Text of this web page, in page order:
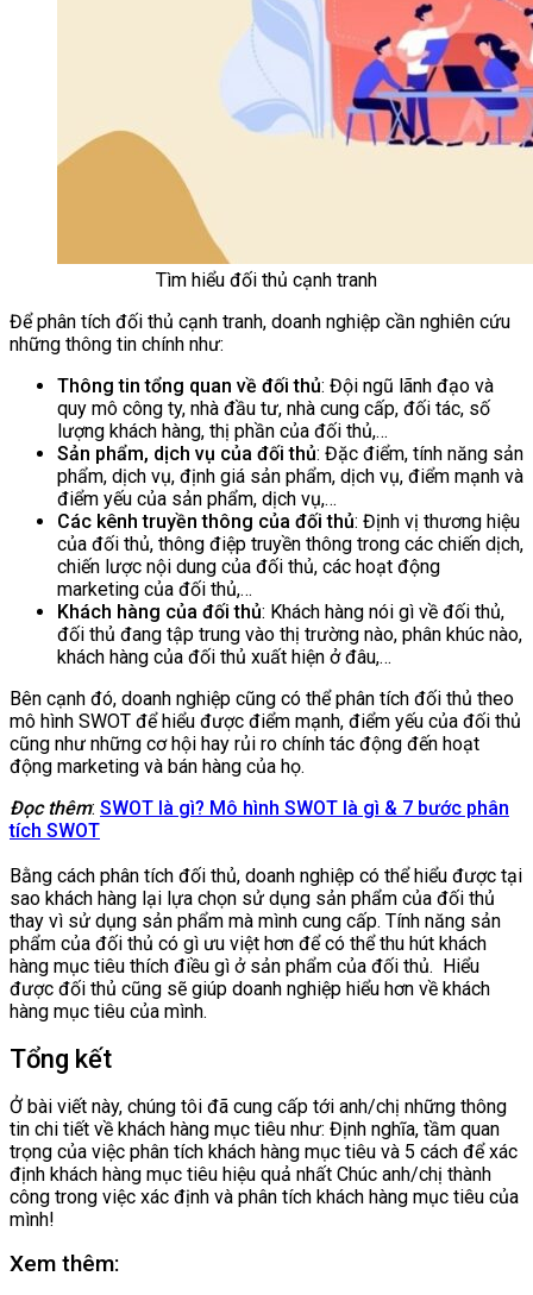
Tìm hiểu đối thủ cạnh tranh
Để phân tích đối thủ cạnh tranh, doanh nghiệp cần nghiên cứu
những thông tin chính như:
Thông tin tổng quan về đối thủ: Đội ngũ lãnh đạo và
quy mô công ty, nhà đầu tư, nhà cung cấp, đối tác, số
lượng khách hàng, thị phần của đối thủ,…
Sản phẩm, dịch vụ của đối thủ: Đặc điểm, tính năng sản
phẩm, dịch vụ, định giá sản phẩm, dịch vụ, điểm mạnh và
điểm yếu của sản phẩm, dịch vụ,…
Các kênh truyền thông của đối thủ: Định vị thương hiệu
của đối thủ, thông điệp truyền thông trong các chiến dịch,
chiến lược nội dung của đối thủ, các hoạt động
marketing của đối thủ,…
Khách hàng của đối thủ: Khách hàng nói gì về đối thủ,
đối thủ đang tập trung vào thị trường nào, phân khúc nào,
khách hàng của đối thủ xuất hiện ở đâu,…
Bên cạnh đó, doanh nghiệp cũng có thể phân tích đối thủ theo
mô hình SWOT để hiểu được điểm mạnh, điểm yếu của đối thủ
cũng như những cơ hội hay rủi ro chính tác động đến hoạt
động marketing và bán hàng của họ.
Đọc thêm: SWOT là gì? Mô hình SWOT là gì & 7 bước phân
tích SWOT
Bằng cách phân tích đối thủ, doanh nghiệp có thể hiểu được tại
sao khách hàng lại lựa chọn sử dụng sản phẩm của đối thủ
thay vì sử dụng sản phẩm mà mình cung cấp. Tính năng sản
phẩm của đối thủ có gì ưu việt hơn để có thể thu hút khách
hàng mục tiêu thích điều gì ở sản phẩm của đối thủ. Hiểu
được đối thủ cũng sẽ giúp doanh nghiệp hiểu hơn về khách
hàng mục tiêu của mình.
Tổng kết
Ở bài viết này, chúng tôi đã cung cấp tới anh/chị những thông
tin chi tiết về khách hàng mục tiêu như: Định nghĩa, tầm quan
trọng của việc phân tích khách hàng mục tiêu và 5 cách để xác
định khách hàng mục tiêu hiệu quả nhất Chúc anh/chị thành
công trong việc xác định và phân tích khách hàng mục tiêu của
mình!
Xem thêm: